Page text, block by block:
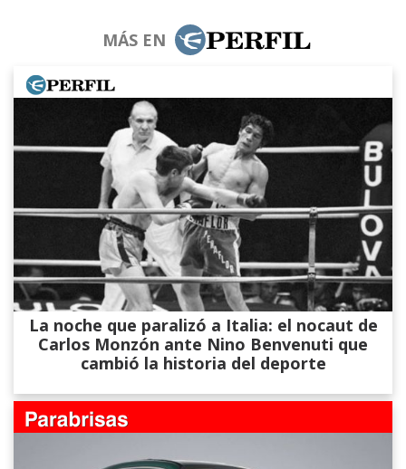
MÁS EN
La noche que paralizó a Italia: el nocaut de
Carlos Monzón ante Nino Benvenuti que
cambió la historia del deporte